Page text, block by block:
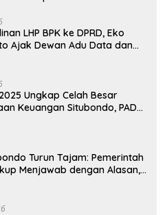
LHP BPK ke DPRD, Eko
Ajak Dewan Adu Data dan
Ungkap Celah Besar
Keuangan Situbondo, PAD
Turun Tajam: Pemerintah
Menjawab dengan Alasan,